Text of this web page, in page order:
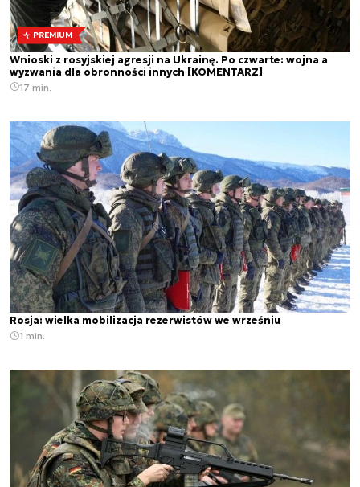
PREMIUM
Wnioski z rosyjskiej agresji na Ukrainę. Po czwarte: wojna a
wyzwania dla obronności innych [KOMENTARZ]
17 min.
Rosja: wielka mobilizacja rezerwistów we wrześniu
1 min.